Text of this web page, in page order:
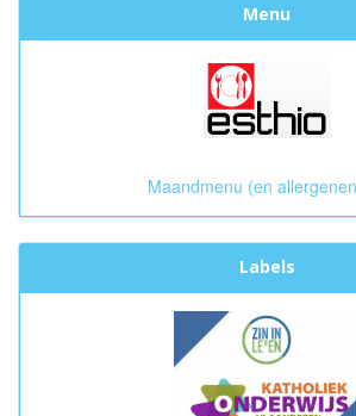
Menu
Maandmenu (en
Labels